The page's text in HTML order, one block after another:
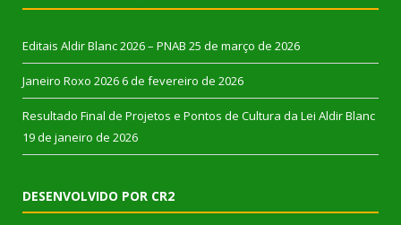
Editais Aldir Blanc 2026 – PNAB 25 de março de 2026
Janeiro Roxo 2026 6 de fevereiro de 2026
Resultado Final de Projetos e Pontos de Cultura da Lei Aldir Blanc
19 de janeiro de 2026
DESENVOLVIDO POR CR2